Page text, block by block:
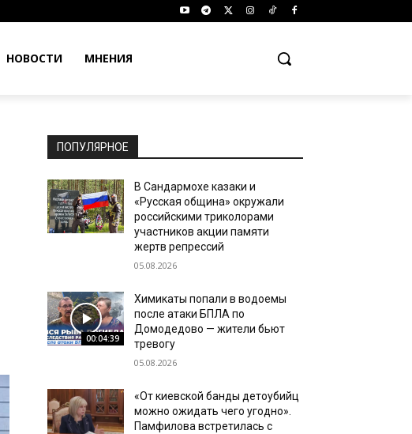
НОВОСТИ МНЕНИЯ
ПОПУЛЯРНОЕ
В Сандармохе казаки и
«Русская община» окружали
российскими триколорами
участников акции памяти
жертв репрессий
05.08.2026
00:04:39
Химикаты попали в водоемы
после атаки БПЛА по
Домодедово — жители бьют
тревогу
05.08.2026
«От киевской банды детоубийц
можно ожидать чего угодно».
Памфилова встретилась с